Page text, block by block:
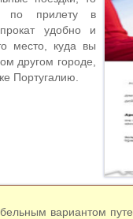
по прилету в
удобно и
место, куда вы
другом городе,
Португалию.
вариантом